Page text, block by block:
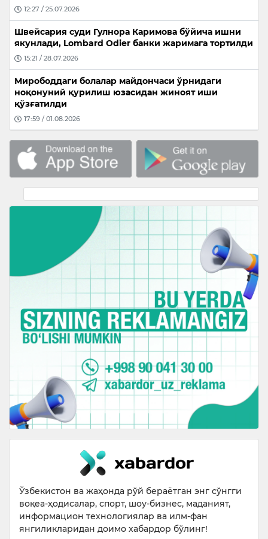
12:27 / 25.07.2026
Швейсария суди Гулнора Каримова бўйича ишни
якунлади, Lombard Odier банки жаримага тортилди
15:21 / 28.07.2026
Мирободдаги болалар майдончаси ўрнидаги
ноқонуний қурилиш юзасидан жиноят иши
қўзғатилди
17:59 / 01.08.2026
Ўзбекистон ва жаҳонда рўй бераётган энг сўнгги
воқеа-ҳодисалар, спорт, шоу-бизнес, маданият,
информацион технологиялар ва илм-фан
янгиликларидан доимо хабардор бўлинг!